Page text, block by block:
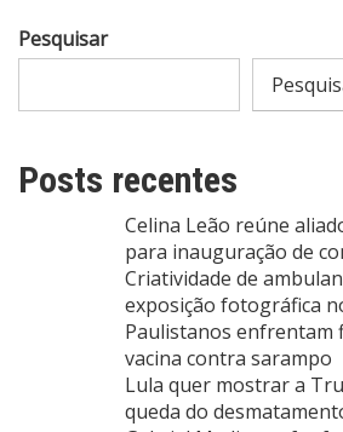
Pesquisar
Posts recentes
Celina Leão reúne
para inauguração de
Criatividade de
exposição fotográfica
Paulistanos enfrentam
vacina contra sarampo
Lula quer mostrar a
queda do